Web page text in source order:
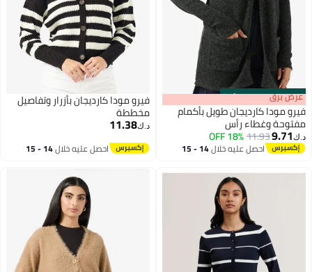
00m:00s
·
100% Left عرض برق
فيرو مودا كارديجان طويل بأكمام
مفتوحة وغطاء رأس
د.ك‏9.71
11.93
18% OFF
احصل عليه خلال 14 - 15
فيرو مودا كارديجان بأزرار وتفاصيل
مخططة
د.ك‏11.38
احصل عليه خلال 14 - 15